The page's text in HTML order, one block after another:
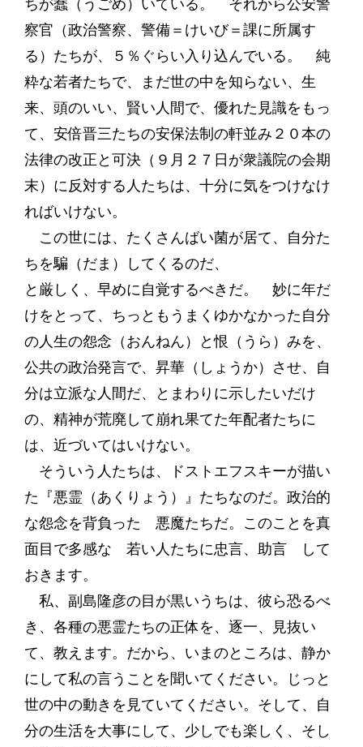
ちが蠢（うごめ）いている。 それから公安警
察官（政治警察、警備＝けいび＝課に所属す
る）たちが、５％ぐらい入り込んでいる。 純
粋な若者たちで、まだ世の中を知らない、生
来、頭のいい、賢い人間で、優れた見識をもっ
て、安倍晋三たちの安保法制の軒並み２０本の
法律の改正と可決（９月２７日が衆議院の会期
末）に反対する人たちは、十分に気をつけなけ
ればいけない。
この世には、たくさんばい菌が居て、自分た
ちを騙（だま）してくるのだ、
と厳しく、早めに自覚するべきだ。 妙に年だ
けをとって、ちっともうまくゆかなかった自分
の人生の怨念（おんねん）と恨（うら）みを、
公共の政治発言で、昇華（しょうか）させ、自
分は立派な人間だ、とまわりに示したいだけ
の、精神が荒廃して崩れ果てた年配者たちに
は、近づいてはいけない。
そういう人たちは、ドストエフスキーが描い
た『悪霊（あくりょう）』たちなのだ。政治的
な怨念を背負った 悪魔たちだ。このことを真
面目で多感な 若い人たちに忠言、助言 して
おきます。
私、副島隆彦の目が黒いうちは、彼ら恐るべ
き、各種の悪霊たちの正体を、逐一、見抜い
て、教えます。だから、いまのところは、静か
にして私の言うことを聞いてください。じっと
世の中の動きを見ていてください。そして、自
分の生活を大事にして、少しでも楽しく、そし